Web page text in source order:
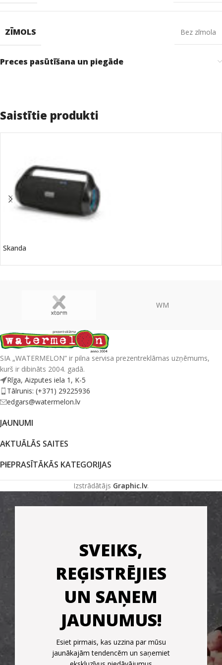
ZĪMOLS Bez zīmola
Preces pasūtīšana un piegāde
Saistītie produkti
Skanda
WM
SIA „WATERMELON” ir pilna servisa prezentreklāmas uzņēmums,
kurš ir dibināts 2004. gadā.
Rīga, Aizputes iela 1, K-5
Tālrunis: (+371) 29225936
edgars@watermelon.lv
JAUNUMI
AKTUĀLĀS SAITES
PIEPRASĪTĀKĀS KATEGORIJAS
Izstrādātājs Graphic.lv.
SVEIKS,
REĢISTRĒJIES
UN SAŅEM
JAUNUMUS!
Esiet pirmais, kas uzzina par mūsu
jaunākajām tendencēm un saņemiet